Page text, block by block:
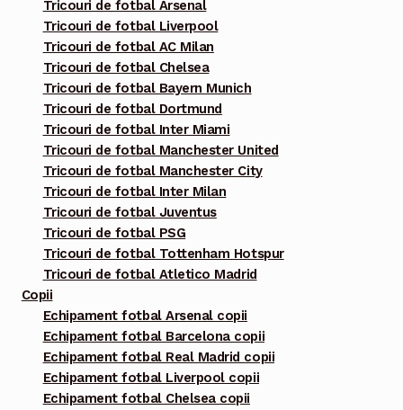
Tricouri de fotbal Arsenal
Tricouri de fotbal Liverpool
Tricouri de fotbal AC Milan
Tricouri de fotbal Chelsea
Tricouri de fotbal Bayern Munich
Tricouri de fotbal Dortmund
Tricouri de fotbal Inter Miami
Tricouri de fotbal Manchester United
Tricouri de fotbal Manchester City
Tricouri de fotbal Inter Milan
Tricouri de fotbal Juventus
Tricouri de fotbal PSG
Tricouri de fotbal Tottenham Hotspur
Tricouri de fotbal Atletico Madrid
Copii
Echipament fotbal Arsenal copii
Echipament fotbal Barcelona copii
Echipament fotbal Real Madrid copii
Echipament fotbal Liverpool copii
Echipament fotbal Chelsea copii